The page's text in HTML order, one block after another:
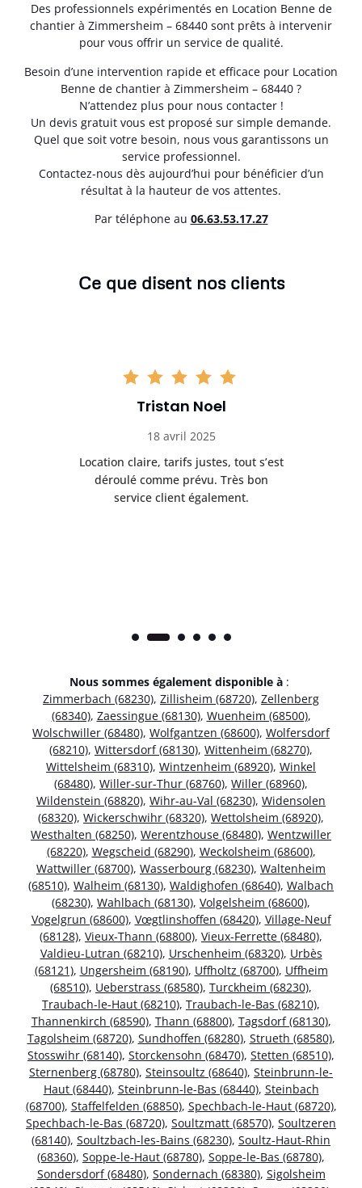
Des professionnels expérimentés en Location Benne de
chantier à Zimmersheim – 68440 sont prêts à intervenir
pour vous offrir un service de qualité.
Besoin d’une intervention rapide et efficace pour Location
Benne de chantier à Zimmersheim – 68440 ?
N’attendez plus pour nous contacter !
Un devis gratuit vous est proposé sur simple demande.
Quel que soit votre besoin, nous vous garantissons un
service professionnel.
Contactez-nous dès aujourd’hui pour bénéficier d’un
résultat à la hauteur de vos attentes.
Par téléphone au 06.63.53.17.27
Ce que disent nos clients
Tristan Noel
18 avril 2025
Location claire, tarifs justes, tout s’est
déroulé comme prévu. Très bon
service client également.
Nous sommes également disponible à :
Zimmerbach (68230), Zillisheim (68720), Zellenberg
(68340), Zaessingue (68130), Wuenheim (68500),
Wolschwiller (68480), Wolfgantzen (68600), Wolfersdorf
(68210), Wittersdorf (68130), Wittenheim (68270),
Wittelsheim (68310), Wintzenheim (68920), Winkel
(68480), Willer-sur-Thur (68760), Willer (68960),
Wildenstein (68820), Wihr-au-Val (68230), Widensolen
(68320), Wickerschwihr (68320), Wettolsheim (68920),
Westhalten (68250), Werentzhouse (68480), Wentzwiller
(68220), Wegscheid (68290), Weckolsheim (68600),
Wattwiller (68700), Wasserbourg (68230), Waltenheim
(68510), Walheim (68130), Waldighofen (68640), Walbach
(68230), Wahlbach (68130), Volgelsheim (68600),
Vogelgrun (68600), Vœgtlinshoffen (68420), Village-Neuf
(68128), Vieux-Thann (68800), Vieux-Ferrette (68480),
Valdieu-Lutran (68210), Urschenheim (68320), Urbès
(68121), Ungersheim (68190), Uffholtz (68700), Uffheim
(68510), Ueberstrass (68580), Turckheim (68230),
Traubach-le-Haut (68210), Traubach-le-Bas (68210),
Thannenkirch (68590), Thann (68800), Tagsdorf (68130),
Tagolsheim (68720), Sundhoffen (68280), Strueth (68580),
Stosswihr (68140), Storckensohn (68470), Stetten (68510),
Sternenberg (68780), Steinsoultz (68640), Steinbrunn-le-
Haut (68440), Steinbrunn-le-Bas (68440), Steinbach
(68700), Staffelfelden (68850), Spechbach-le-Haut (68720),
Spechbach-le-Bas (68720), Soultzmatt (68570), Soultzeren
(68140), Soultzbach-les-Bains (68230), Soultz-Haut-Rhin
(68360), Soppe-le-Haut (68780), Soppe-le-Bas (68780),
Sondersdorf (68480), Sondernach (68380), Sigolsheim